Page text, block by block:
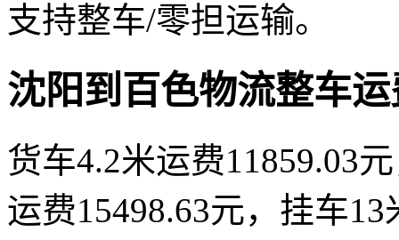
支持整车/零担运输。
沈阳到百色物流整车
货车4.2米运费11859.03
运费15498.63元，挂车